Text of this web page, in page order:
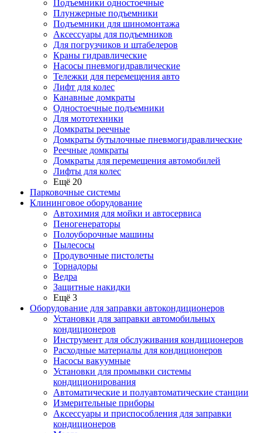
Подъемники одностоечные
Плунжерные подъемники
Подъемники для шиномонтажа
Аксессуары для подъемников
Для погрузчиков и штабелеров
Краны гидравлические
Насосы пневмогидравлические
Тележки для перемещения авто
Лифт для колес
Канавные домкраты
Одностоечные подъемники
Для мототехники
Домкраты реечные
Домкраты бутылочные пневмогидравлические
Реечные домкраты
Домкраты для перемещения автомобилей
Лифты для колес
Ещё 20
Парковочные системы
Клининговое оборудование
Автохимия для мойки и автосервиса
Пеногенераторы
Полоуборочные машины
Пылесосы
Продувочные пистолеты
Торнадоры
Ведра
Защитные накидки
Ещё 3
Оборудование для заправки автокондиционеров
Установки для заправки автомобильных
кондиционеров
Инструмент для обслуживания кондиционеров
Расходные материалы для кондиционеров
Насосы вакуумные
Установки для промывки системы
кондиционирования
Автоматические и полуавтоматические станции
Измерительные приборы
Аксессуары и приспособления для заправки
кондиционеров